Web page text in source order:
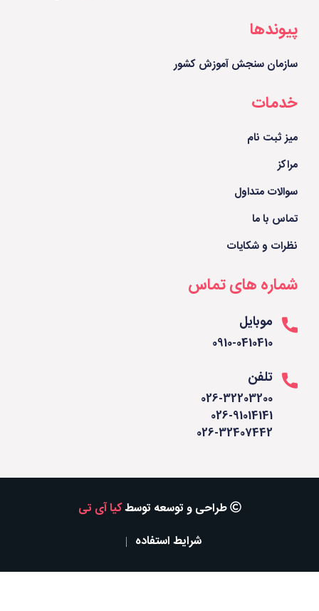
پیوندها
سازمان سنجش آموزش کشور
خدمات
میز ثبت نام
سوالات متداول
تماس با ما
نظرات و شکایات
شماره های تماس
موبایل
0910-0410410
تلفن
026-32203200
026-91014141
026-32407442
طراحی و توسعه توسطکیا آی تی
شرایط استفاده